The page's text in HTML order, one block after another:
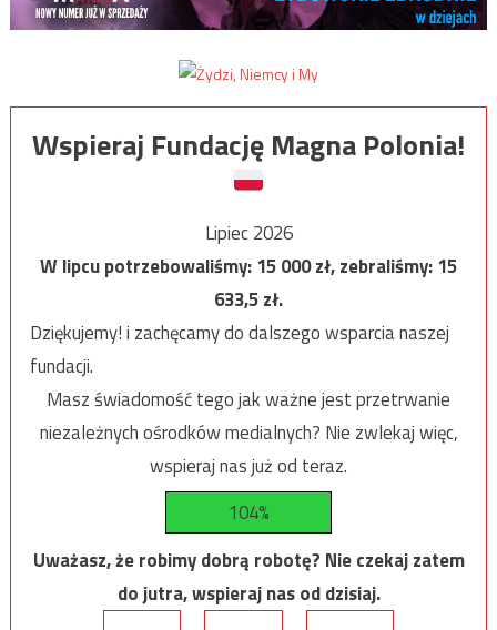
Wspieraj Fundację Magna Polonia!
Lipiec 2026
W lipcu potrzebowaliśmy:15 000zł, zebraliśmy:15
633,5zł.
Dziękujemy! i zachęcamy do dalszego wsparcia naszej
fundacji.
Masz świadomość tego jak ważne jest przetrwanie
niezależnych ośrodków medialnych? Nie zwlekaj więc,
wspieraj nas już od teraz.
104%
Uważasz, że robimy dobrą robotę? Nie czekaj zatem
do jutra, wspieraj nas od dzisiaj.